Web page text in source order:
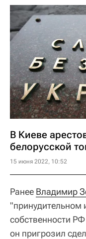
В Киеве
белорусской
15 июня 2022, 10:52
Ранее Владимир
"принудительном
собственности
он пригрозил